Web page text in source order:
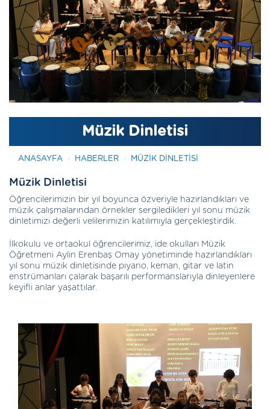
Müzik Dinletisi
ANASAYFA HABERLER MÜZIK DINLETISI
Müzik Dinletisi
Öğrencilerimizin bir yıl boyunca özveriyle hazırlandıkları ve
müzik çalışmalarından örnekler sergiledikleri yıl sonu müzik
dinletimizi değerli velilerimizin katılımıyla gerçekleştirdik.
İlkokulu ve ortaokul öğrencilerimiz, ide okulları Müzik
Öğretmeni Aylin Erenbaş Omay yönetiminde hazırlandıkları
yıl sonu müzik dinletisinde piyano, keman, gitar ve latin
enstrümanları çalarak başarılı performanslarıyla dinleyenlere
keyifli anlar yaşattılar.